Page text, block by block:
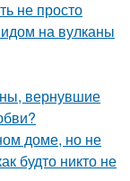
не просто
на вулканы
вернувшие
доме, но не
будто никто не